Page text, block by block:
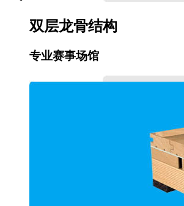
双层龙骨结构
专业赛事场馆